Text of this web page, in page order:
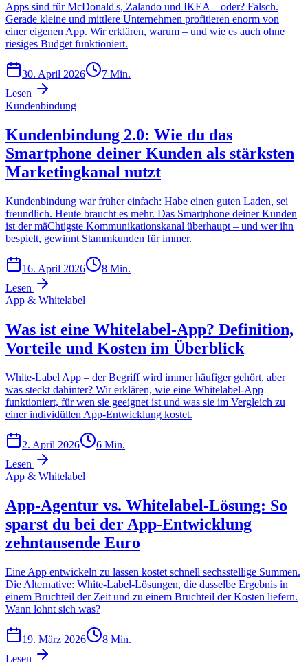
Apps sind für McDonald's, Zalando und IKEA – oder? Falsch.
Gerade kleine und mittlere Unternehmen profitieren enorm von
einer eigenen App. Wir erklären, warum – und wie es auch ohne
riesiges Budget funktioniert.
30. April 2026 7 Min.
Lesen
Kundenbindung
Kundenbindung 2.0: Wie du das
Smartphone deiner Kunden als stärksten
Marketingkanal nutzt
Kundenbindung war früher einfach: Habe einen guten Laden, sei
freundlich. Heute braucht es mehr. Das Smartphone deiner Kunden
ist der mäChtigste Kommunikationskanal überhaupt – und wer ihn
bespielt, gewinnt Stammkunden für immer.
16. April 2026 8 Min.
Lesen
App & Whitelabel
Was ist eine Whitelabel-App? Definition,
Vorteile und Kosten im Überblick
White-Label App – der Begriff wird immer häufiger gehört, aber
was steckt dahinter? Wir erklären, wie eine Whitelabel-App
funktioniert, für wen sie geeignet ist und was sie im Vergleich zu
einer individüllen App-Entwicklung kostet.
2. April 2026 6 Min.
Lesen
App & Whitelabel
App-Agentur vs. Whitelabel-Lösung: So
sparst du bei der App-Entwicklung
zehntausende Euro
Eine App entwickeln zu lassen kostet schnell sechsstellige Summen.
Die Alternative: White-Label-Lösungen, die dasselbe Ergebnis in
einem Bruchteil der Zeit und zu einem Bruchteil der Kosten liefern.
Wann lohnt sich was?
19. März 2026 8 Min.
Lesen